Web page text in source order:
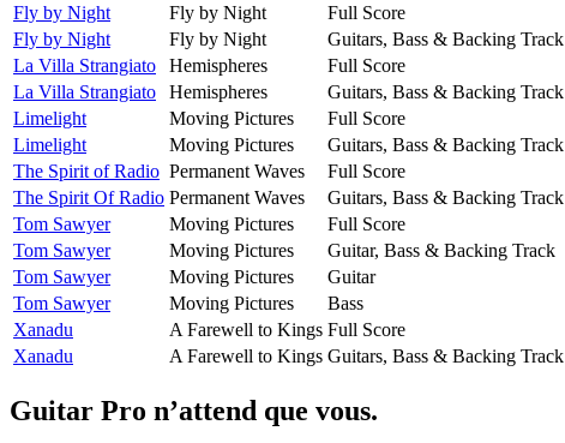
Fly by Night
Fly by Night
Full Score
Fly by Night
Fly by Night
Guitars, Bass & Backing Track
La Villa Strangiato
Hemispheres
Full Score
La Villa Strangiato
Hemispheres
Guitars, Bass & Backing Track
Limelight
Moving Pictures
Full Score
Limelight
Moving Pictures
Guitars, Bass & Backing Track
The Spirit of Radio Permanent Waves
Full Score
The Spirit Of Radio Permanent Waves
Guitars, Bass & Backing Track
Tom Sawyer
Moving Pictures
Full Score
Tom Sawyer
Moving Pictures
Guitar, Bass & Backing Track
Tom Sawyer
Moving Pictures
Guitar
Tom Sawyer
Moving Pictures
Bass
Xanadu
A Farewell to Kings Full Score
Xanadu
A Farewell to Kings Guitars, Bass & Backing Track
Guitar Pro n’attend que vous.